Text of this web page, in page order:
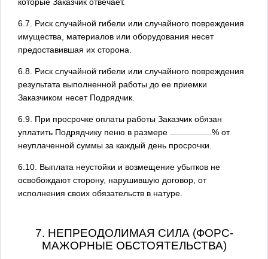
6.7. Риск случайной гибели или случайного повреждения
имущества, материалов или оборудования несет
предоставившая их сторона.
6.8. Риск случайной гибели или случайного повреждения
результата выполненной работы до ее приемки
Заказчиком несет Подрядчик.
6.9. При просрочке оплаты работы Заказчик обязан
уплатить Подрядчику пеню в размере
% от
неуплаченной суммы за каждый день просрочки.
6.10. Выплата неустойки и возмещение убытков не
освобождают сторону, нарушившую договор, от
исполнения своих обязательств в натуре.
7. НЕПРЕОДОЛИМАЯ СИЛА (ФОРС-
МАЖОРНЫЕ ОБСТОЯТЕЛЬСТВА)